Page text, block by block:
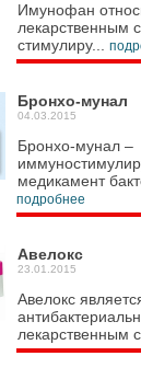
Имунофан
лекарственным
стимулиру...
Бронхо-мунал
04.03.2015
Бронхо-мунал –
медикамент
подробнее
Авелокс
23.01.2015
Авелокс
лекарственным